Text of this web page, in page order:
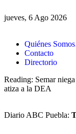
jueves, 6 Ago 2026
Quiénes
Contacto
Directorio
Reading: Semar
atiza a la DEA
Diario ABC Puebla: